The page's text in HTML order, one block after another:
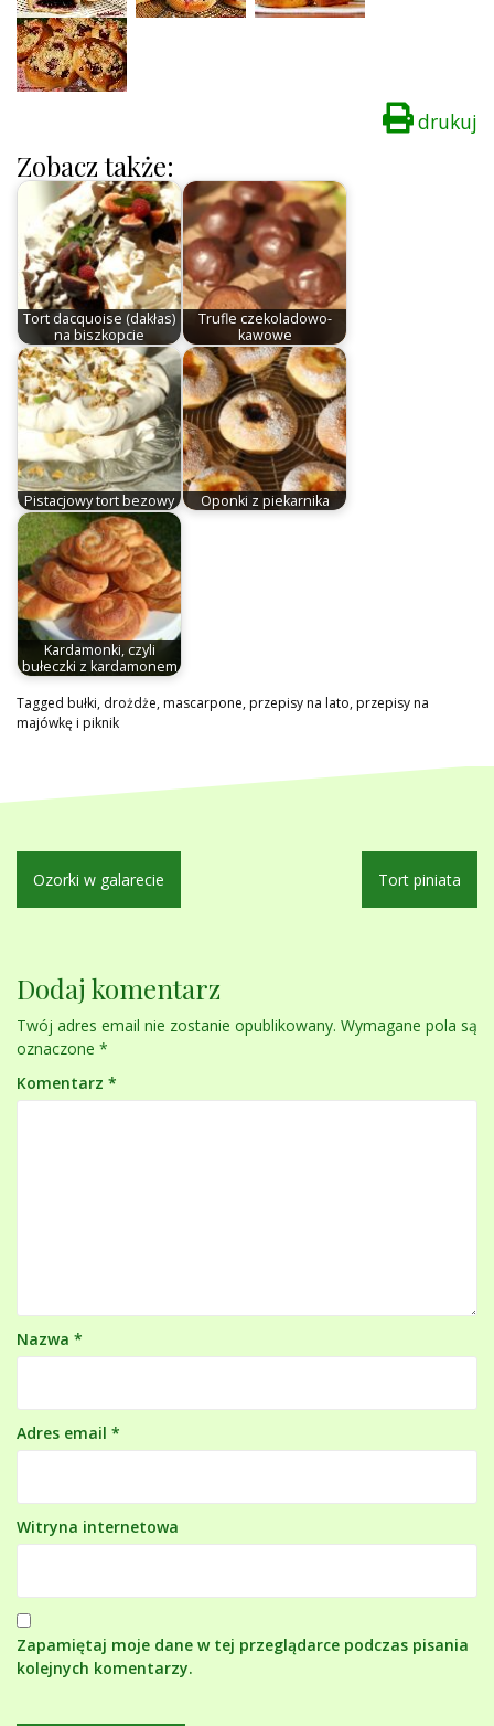
drukuj
Zobacz także:
Tort dacquoise (dakłas)
na biszkopcie
Trufle czekoladowo-
kawowe
Pistacjowy tort bezowy Oponki z piekarnika
Kardamonki, czyli
bułeczki z kardamonem
Tagged bułki, drożdże,mascarpone,przepisy na lato,przepisy na
majówkę i piknik
Nawigacja
wpisu
Ozorki w galarecie Tort piniata
Dodaj komentarz
Twój adres email nie zostanie opublikowany. Wymagane pola są
oznaczone *
Komentarz *
Nazwa *
Adres email *
Witryna internetowa
Zapamiętaj moje dane w tej przeglądarce podczas pisania
kolejnych komentarzy.